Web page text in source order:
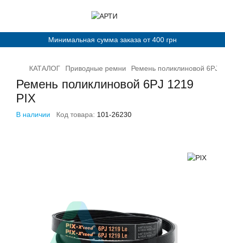
Минимальная сумма заказа от 400 грн
КАТАЛОГ Приводные ремни Ремень поликлиновой 6PJ
Ремень поликлиновой 6PJ 1219
PIX
В наличии Код товара: 101-26230